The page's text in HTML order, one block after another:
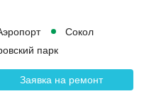
Сокол
парк
Заявка на ремонт